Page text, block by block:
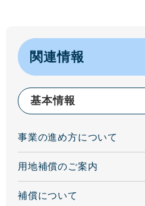
関連情報
基本情報
事業の進め方について
用地補償のご案内
補償について